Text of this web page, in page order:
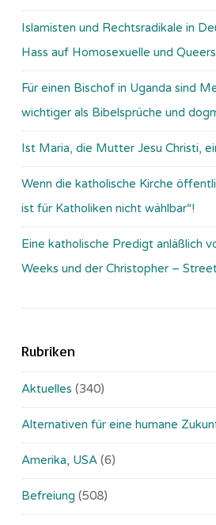
Islamisten und Rechtsradikale in
Hass auf Homosexuelle und Queers
Für einen Bischof in Uganda sind
wichtiger als Bibelsprüche und
Ist Maria, die Mutter Jesu Christi,
Wenn die katholische Kirche
ist für Katholiken nicht wählbar“!
Eine katholische Predigt anläßlich
Weeks und der Christopher –
Rubriken
Aktuelles (340)
Alternativen für eine humane
Amerika, USA (6)
Befreiung (508)